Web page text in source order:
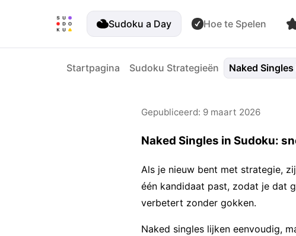
Sudoku a Day Hoe te Spelen
Startpagina Sudoku Strategieën Naked
Gepubliceerd: 9 maart 2026
Naked Singles in Sudoku:
Als je nieuw bent met strategie,
één kandidaat past, zodat je dat
verbetert zonder gokken.
Naked singles lijken eenvoudig,